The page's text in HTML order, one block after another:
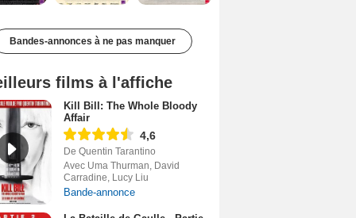
Bandes-annonces à ne pas manquer
films à l'affiche
Kill Bill: The Whole Bloody
Affair
4,6
De Quentin Tarantino
Avec Uma Thurman, David
Carradine, Lucy Liu
Bande-annonce